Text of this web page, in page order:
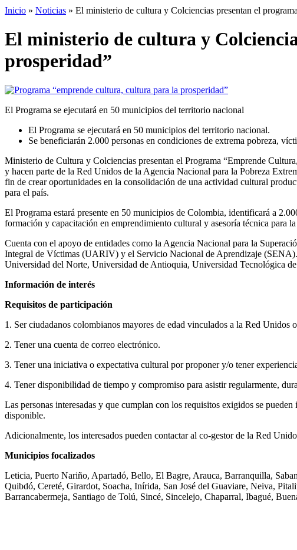
Inicio » Noticias » El ministerio de cultura y Colciencias presentan el
El ministerio de cultura y
prosperidad”
El Programa se ejecutará en 50 municipios del territorio nacional
El Programa se ejecutará en 50 municipios del territorio nacional.
Se beneficiarán 2.000 personas en condiciones de extrema pobreza,
Ministerio de Cultura y Colciencias presentan el Programa “Emprende
y hacen parte de la Red Unidos de la Agencia Nacional para la Pobreza
fin de crear oportunidades en la consolidación de una actividad cultural
para el país.
El Programa estará presente en 50 municipios de Colombia, identificará a
formación y capacitación en emprendimiento cultural y asesoría técnica para
Cuenta con el apoyo de entidades como la Agencia Nacional para la
Integral de Víctimas (UARIV) y el Servicio Nacional de Aprendizaje (SENA).
Universidad del Norte, Universidad de Antioquia, Universidad Tecnológica
Información de interés
Requisitos de participación
1. Ser ciudadanos colombianos mayores de edad vinculados a la Red Unidos
2. Tener una cuenta de correo electrónico.
3. Tener una iniciativa o expectativa cultural por proponer y/o tener
4. Tener disponibilidad de tiempo y compromiso para asistir regularmente,
Las personas interesadas y que cumplan con los requisitos exigidos se
disponible.
Adicionalmente, los interesados pueden contactar al co-gestor de la Red
Municipios focalizados
Leticia, Puerto Nariño, Apartadó, Bello, El Bagre, Arauca, Barranquilla,
Quibdó, Cereté, Girardot, Soacha, Inírida, San José del Guaviare, Neiva,
Barrancabermeja, Santiago de Tolú, Sincé, Sincelejo, Chaparral, Ibagué,